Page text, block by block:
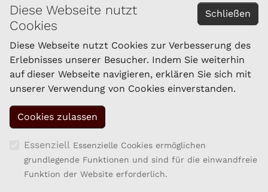
Schließen
Diese Webseite nutzt
Cookies
Diese Webseite nutzt Cookies zur Verbesserung des
Erlebnisses unserer Besucher. Indem Sie weiterhin
auf dieser Webseite navigieren, erklären Sie sich mit
unserer Verwendung von Cookies einverstanden.
Essenziell Essenzielle Cookies ermöglichen
grundlegende Funktionen und sind für die einwandfreie
Funktion der Website erforderlich.
Impressum
Datenschutzerklärung
KONTAKT
Brixner Straße 1
6020 Innsbruck
Tel.: 059/292-1861
Fax: 059/292-1869
kompetenzzentrum.sz@lk-tirol.at